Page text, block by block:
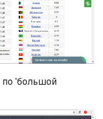
по 'большой